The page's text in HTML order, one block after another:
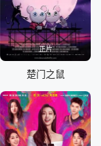
正片
楚门之鼠